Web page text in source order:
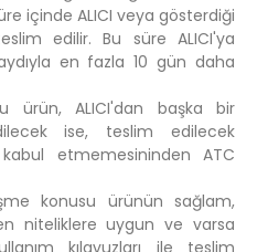
içinde ALICI veya gösterdiği
edilir. Bu süre ALICI'ya
en fazla 10 gün daha
ürün, ALICI'dan başka bir
ise, teslim edilecek
etmemesininden ATC
konusu ürünün sağlam,
niteliklere uygun ve varsa
kılavuzları ile teslim